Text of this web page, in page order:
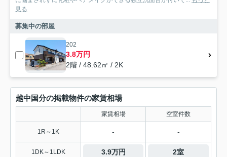
見る
募集中の部屋
202
3.8万円
2階 / 48.62㎡ / 2K
越中国分の掲載物件の家賃相場
家賃相場 空室件数
1R～1K - -
1DK～1LDK 3.9万円 2室